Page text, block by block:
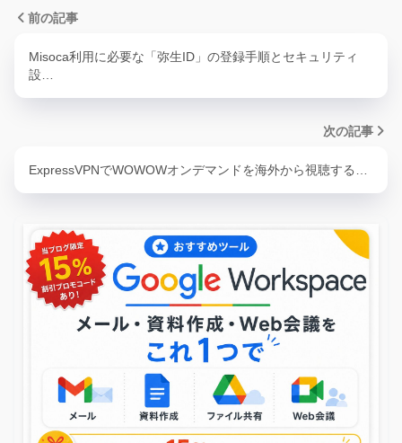
前の記事
Misoca利用に必要な「弥生ID」の登録手順とセキュリティ
設…
次の記事
ExpressVPNでWOWOWオンデマンドを海外から視聴する…